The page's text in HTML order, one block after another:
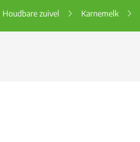
Houdbare zuivel Karnemelk